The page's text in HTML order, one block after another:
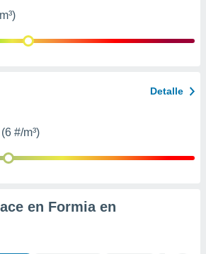
Detalle
#/m³)
en Formia en